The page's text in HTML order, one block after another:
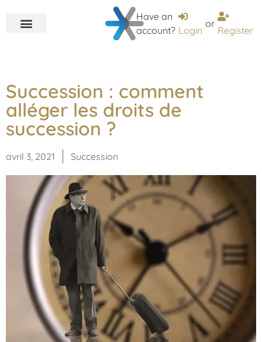
Have an
account? Login
or
Register
Succession : comment
alléger les droits de
succession ?
avril 3, 2021 Succession